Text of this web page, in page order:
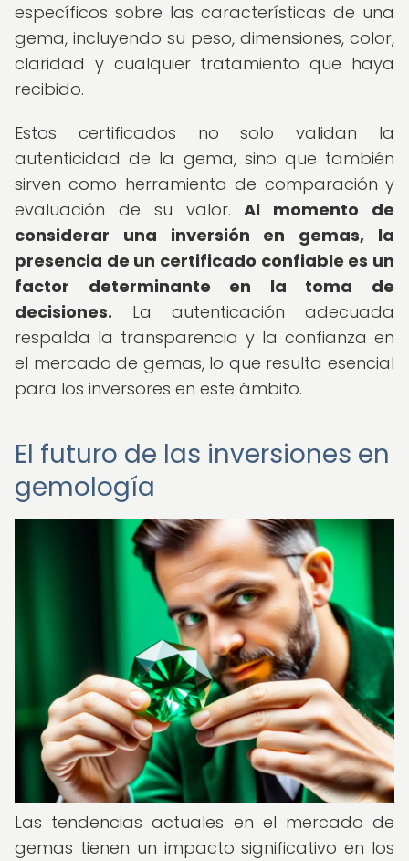
específicos sobre las características de una
gema, incluyendo su peso, dimensiones, color,
claridad y cualquier tratamiento que haya
recibido.
Estos certificados no solo validan la
autenticidad de la gema, sino que también
sirven como herramienta de comparación y
evaluación de su valor.Al momento de
considerar una inversión en gemas, la
presencia de un certificado confiable es un
factor determinante en la toma de
decisiones. La autenticación adecuada
respalda la transparencia y la confianza en
el mercado de gemas, lo que resulta esencial
para los inversores en este ámbito.
El futuro de las inversiones en
gemología
Las tendencias actuales en el mercado de
gemas tienen un impacto significativo en los